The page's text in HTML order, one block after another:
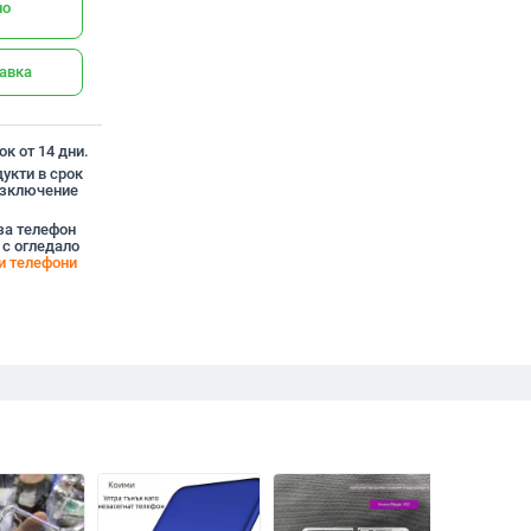
от 14 дни.
в срок
телефон
огледало
телефони